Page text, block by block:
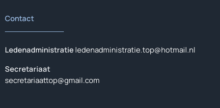
Contact
Ledenadministratieledenadministratie.top@hotmail.nl
Secretariaat
secretariaattop@gmail.com